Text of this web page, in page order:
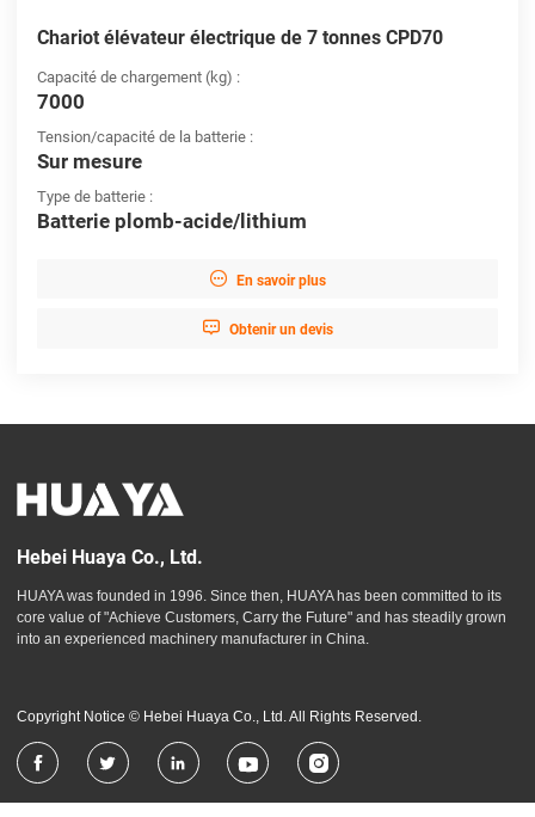
Chariot élévateur électrique de 7 tonnes CPD70
Capacité de chargement (kg) :
7000
Tension/capacité de la batterie :
Sur mesure
Type de batterie :
Batterie plomb-acide/lithium
 En savoir plus
 Obtenir un devis
Hebei Huaya Co., Ltd.
HUAYA was founded in 1996. Since then, HUAYA has been committed to its
core value of "Achieve Customers, Carry the Future" and has steadily grown
into an experienced machinery manufacturer in China.
Copyright Notice © Hebei Huaya Co., Ltd. All Rights Reserved.
    